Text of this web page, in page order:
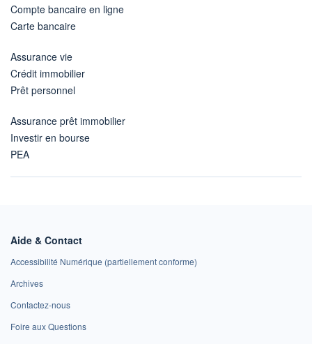
Compte bancaire en ligne
Carte bancaire
Assurance vie
Crédit immobilier
Prêt personnel
Assurance prêt immobilier
Investir en bourse
PEA
Aide & Contact
Accessibilité Numérique (partiellement conforme)
Archives
Contactez-nous
Foire aux Questions